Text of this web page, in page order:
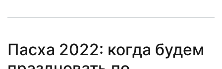
Пасха 2022: когда будем